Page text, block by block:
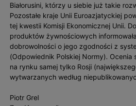
Białorusini, którzy u siebie już takie
Pozostałe kraje Unii Euroazjatyckiej
tej kwestii Komisji Ekonomicznej Unii.
produktów żywnościowych
dobrowolności o jego zgodności z
(Odpowiednik Polskiej Normy). Ocenia
na rynku samej tylko Rosji
wytwarzanych według
Piotr Grel